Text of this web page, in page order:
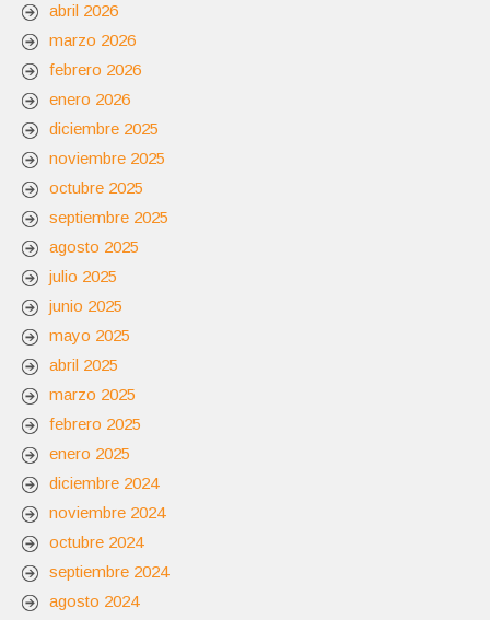
abril 2026
marzo 2026
febrero 2026
enero 2026
diciembre 2025
noviembre 2025
octubre 2025
septiembre 2025
agosto 2025
julio 2025
junio 2025
mayo 2025
abril 2025
marzo 2025
febrero 2025
enero 2025
diciembre 2024
noviembre 2024
octubre 2024
septiembre 2024
agosto 2024